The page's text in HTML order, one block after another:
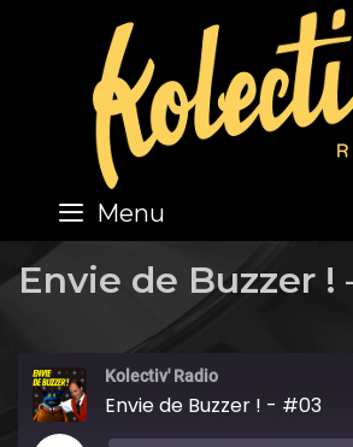
content
Menu
Envie de Buzzer !
Kolectiv' Radio
Envie de Buzzer ! - #03